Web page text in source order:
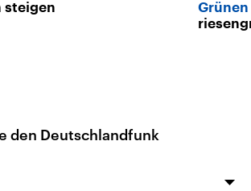
steigen
Grünen
den Deutschlandfunk